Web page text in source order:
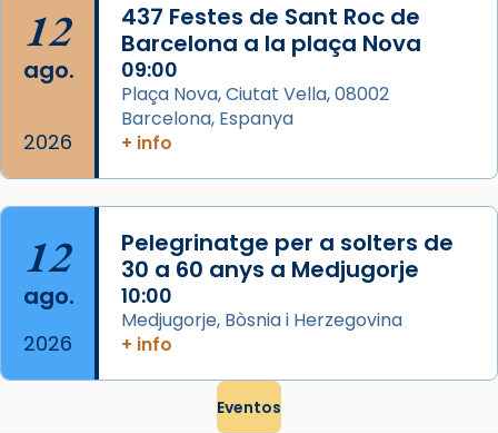
Foto
View on Facebook · Share
12
ago.
2026
437 Festes de Sant Roc de
Barcelona a la plaça Nova
09:00
Plaça Nova, Ciutat Vella, 08002
Barcelona, Espanya
+ info
12
ago.
2026
Pelegrinatge per a solters de
30 a 60 anys a Medjugorje
10:00
Medjugorje, Bòsnia i Herzegovina
+ info
Eventos